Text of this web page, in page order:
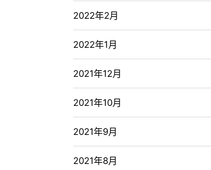
2022年2月
2022年1月
2021年12月
2021年10月
2021年9月
2021年8月